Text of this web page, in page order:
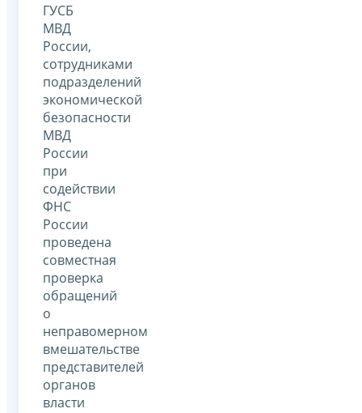
ГУСБ
МВД
России,
сотрудниками
подразделений
экономической
безопасности
МВД
России
при
содействии
ФНС
России
проведена
совместная
проверка
обращений
о
неправомерном
вмешательстве
представителей
органов
власти